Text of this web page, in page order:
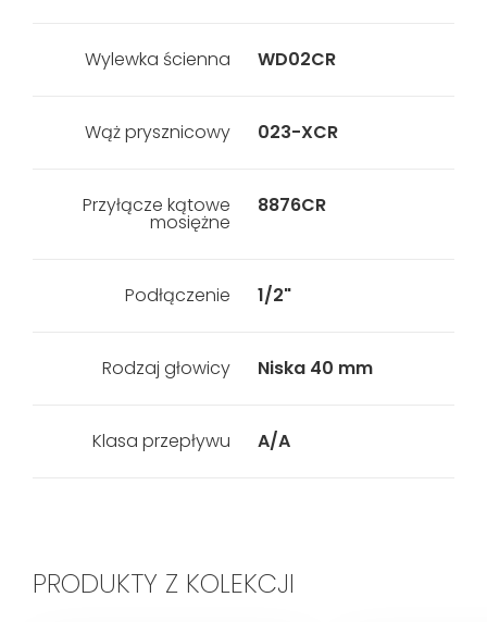
Wylewka ścienna WD02CR
Wąż prysznicowy 023-XCR
Przyłącze kątowe
mosiężne
8876CR
Podłączenie 1/2"
Rodzaj głowicy Niska 40 mm
Klasa przepływu A/A
PRODUKTY Z KOLEKCJI